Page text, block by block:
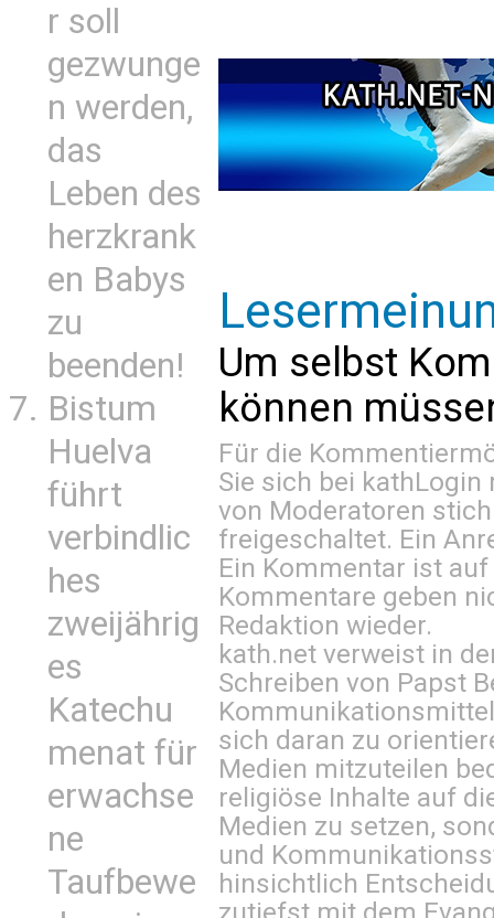
r soll
gezwunge
n werden,
das
Leben des
herzkrank
en Babys
zu
beenden!
Bistum
Huelva
führt
verbindlic
hes
zweijährig
es
Katechu
menat für
erwachse
ne
Taufbewe
Um selbst
können
Für die
Sie sich bei kathLogin
von Moderatoren
freigeschaltet. Ein
Ein Kommentar ist
Kommentare geben
Redaktion wieder.
kath.net verweist in
Schreiben von Papst
sich daran zu
Medien mitzuteilen
religiöse Inhalte auf
Medien zu setzen,
und
hinsichtlich